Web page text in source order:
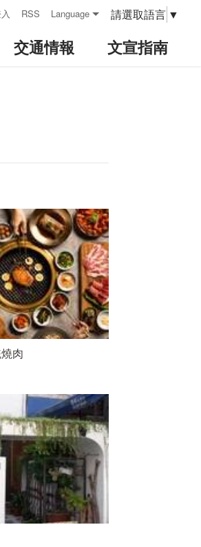
RSS Language 請選取語言 ▼
交通情報 文宣指南
肉